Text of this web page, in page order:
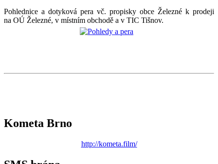
Pohlednice a dotyková pera vč. propisky obce Železné k prodeji
na OÚ Železné, v místním obchodě a v TIC Tišnov.
Kometa Brno
http://kometa.film/